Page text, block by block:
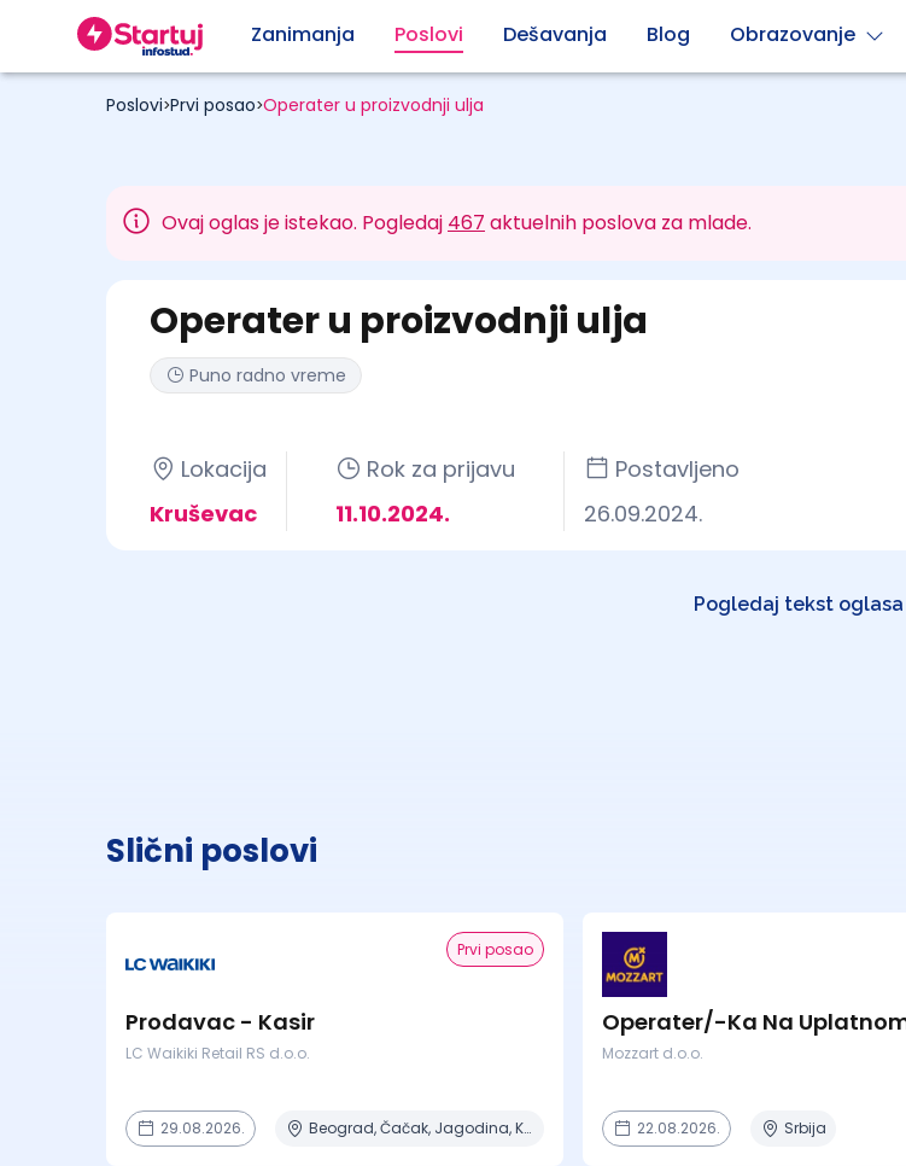
Zanimanja Poslovi Dešavanja Blog Obrazovanje
Poslovi>Prvi posao>Operater u proizvodnji ulja
Ovaj oglas je istekao. Pogledaj 467 aktuelnih poslova za mlade.
Operater u proizvodnji ulja
Lokacija
Kruševac
Rok za prijavu
11.10.2024.
Postavljeno
26.09.2024.
Puno radno vreme
Pogledaj tekst oglasa
Slični poslovi
Prvi posao
Prodavac - Kasir
LC Waikiki Retail RS d.o.o.
29.08.2026. Beograd, Čačak, Jagodina, Kragujevac, Kruševac + 15 mesta
Operater/-Ka Na
Mozzart d.o.o.
22.08.2026. Srbija